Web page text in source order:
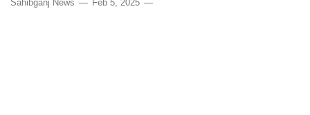
Sahibganj News Feb 5, 2025